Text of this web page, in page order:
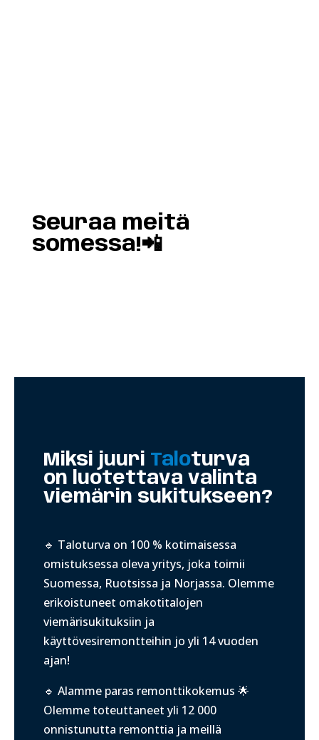
Load More Follow on Instagram
Seuraa meitä
somessa!📲
Miksi juuri Taloturva
on luotettava valinta
viemärin sukitukseen?
🔹 Taloturva on 100 % kotimaisessa
omistuksessa oleva yritys, joka toimii
Suomessa, Ruotsissa ja Norjassa. Olemme
erikoistuneet omakotitalojen
viemärisukituksiin ja
käyttövesiremontteihin jo yli 14 vuoden
ajan!
🔹 Alamme paras remonttikokemus 🌟
Olemme toteuttaneet yli 12 000
onnistunutta remonttia ja meillä